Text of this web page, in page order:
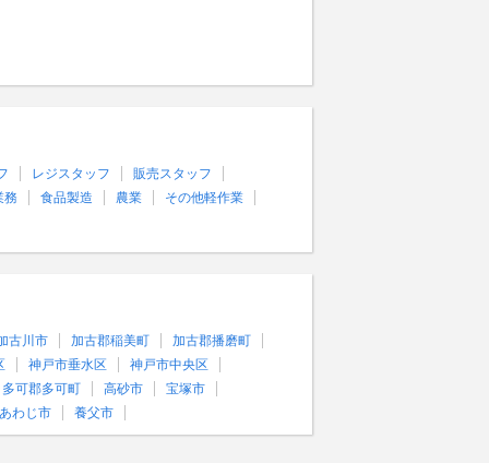
レジスタッフ
販売スタッフ
務
食品製造 農業 その他軽作業
古川市 加古郡稲美町
加古郡播磨町
神戸市垂水区
神戸市中央区
多可郡多可町
高砂市
宝塚市
わじ市
養父市